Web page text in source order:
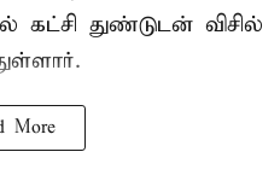
துண்டுடன் விசில்
More